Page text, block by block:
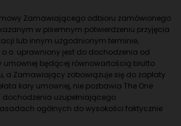
Zamawiającego odbioru zamówionego
w pisemnym potwierdzeniu przyjęcia
lub innym uzgodnionym terminie,
z o.o. uprawniony jest do dochodzenia od
będącej równowartością brutto
a Zamawiający zobowiązuje się do zapłaty
kary umownej, nie pozbawia The One
dochodzenia uzupełniającego
ogólnych do wysokości faktycznie